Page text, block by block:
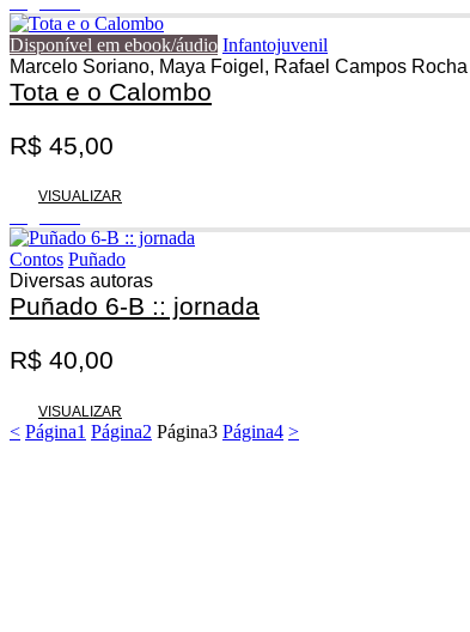
Disponível em ebook/áudio Infantojuvenil
Marcelo Soriano, Maya Foigel, Rafael Campos Rocha
Tota e o Calombo
R$ 45,00
VISUALIZAR
Contos Puñado
Diversas autoras
Puñado 6-B :: jornada
R$ 40,00
VISUALIZAR
< Página1 Página2 Página3 Página4 >